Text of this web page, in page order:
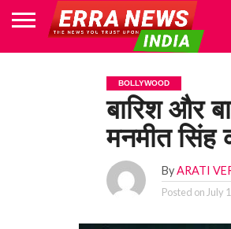
BOLLYWOOD
बारिश और
मनमीत सिंह
ByARATI
Posted on July